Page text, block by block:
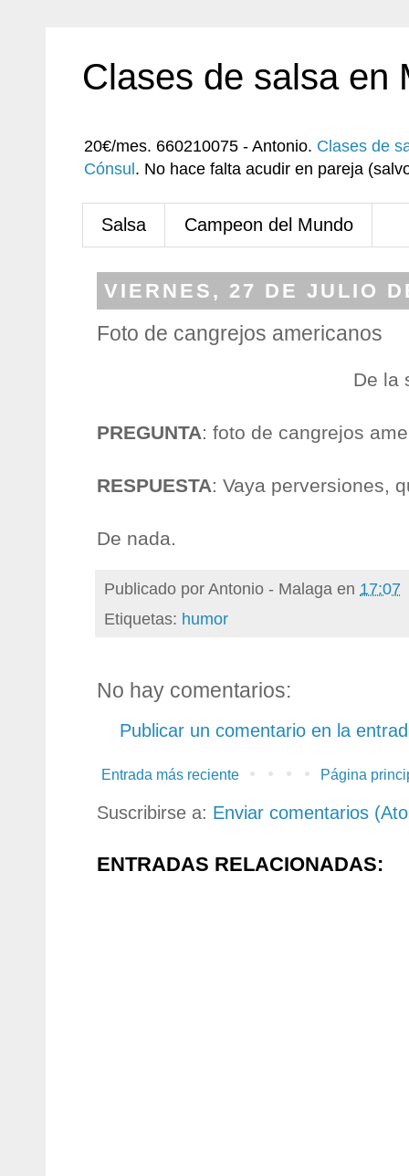
Clases de salsa en
20€/mes. 660210075 - Antonio. Clases de
Cónsul . No hace falta acudir en pareja
Salsa Campeon del Mundo
VIERNES, 27 DE JULIO
Foto de cangrejos americanos
De la
PREGUNTA: foto de cangrejos
RESPUESTA: Vaya perversiones,
De nada.
Publicado porAntonio - Malaga en 17:07
Etiquetas: humor
No hay comentarios:
Publicar un comentario en la
Entrada más reciente Página
Suscribirse a: Enviar comentarios
ENTRADAS RELACIONADAS: